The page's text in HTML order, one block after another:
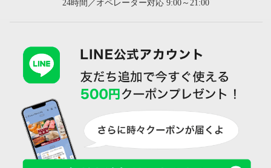
24時間／オペレーター対応 9:00～21:00